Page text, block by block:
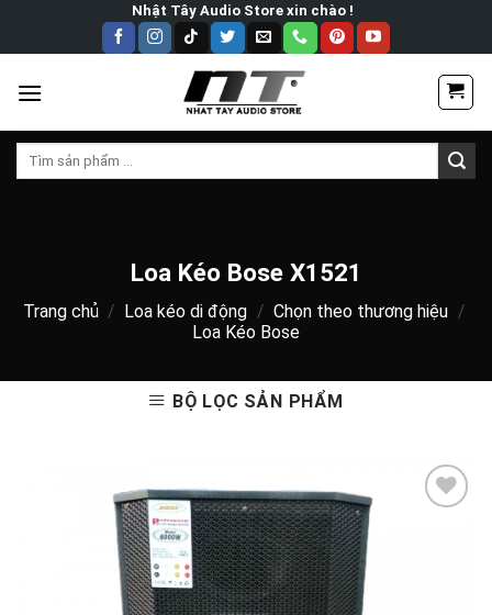
Nhật Tây Audio Store xin chào !
Tìm
Loa Kéo Bose X1521
Trang chủ / Loa kéo di động / Chọn theo thương hiệu /
Loa Kéo Bose
BỘ LỌC SẢN PHẨM